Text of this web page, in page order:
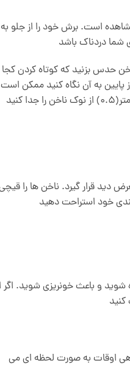
است. برش خود را از جلو به
دردناک باشد
حدس بزنید که کوتاه کردن
پایین به آن نگاه کنید ممکن است
دید قرار گیرد. ناخن ها را
هندی خود استراحت دهید
و باعث خونریزی شوید. اگر
اوقات به صورت لحظه ای می